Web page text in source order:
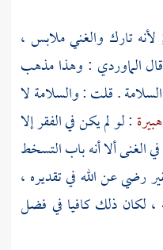
تارك والغني ملابس ،
الماوردي : وهذا مذهب
السلامة . قلت : والسلامة لا
: لو لم يكن في الفقر إلا
الغنى ألا أنه باب التسخط
رضي عن الله في تقديره ،
، لكان ذلك كافيا في فضل